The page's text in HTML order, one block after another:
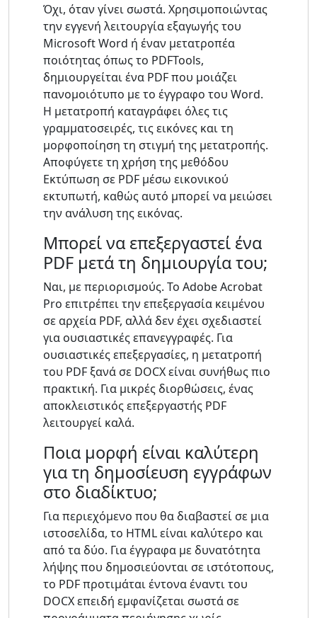
Όχι, όταν γίνει σωστά. Χρησιμοποιώντας
την εγγενή λειτουργία εξαγωγής του
Microsoft Word ή έναν μετατροπέα
ποιότητας όπως το PDFTools,
δημιουργείται ένα PDF που μοιάζει
πανομοιότυπο με το έγγραφο του Word.
Η μετατροπή καταγράφει όλες τις
γραμματοσειρές, τις εικόνες και τη
μορφοποίηση τη στιγμή της μετατροπής.
Αποφύγετε τη χρήση της μεθόδου
Εκτύπωση σε PDF μέσω εικονικού
εκτυπωτή, καθώς αυτό μπορεί να μειώσει
την ανάλυση της εικόνας.
Μπορεί να επεξεργαστεί ένα
PDF μετά τη δημιουργία του;
Ναι, με περιορισμούς. Το Adobe Acrobat
Pro επιτρέπει την επεξεργασία κειμένου
σε αρχεία PDF, αλλά δεν έχει σχεδιαστεί
για ουσιαστικές επανεγγραφές. Για
ουσιαστικές επεξεργασίες, η μετατροπή
του PDF ξανά σε DOCX είναι συνήθως πιο
πρακτική. Για μικρές διορθώσεις, ένας
αποκλειστικός επεξεργαστής PDF
λειτουργεί καλά.
Ποια μορφή είναι καλύτερη
για τη δημοσίευση εγγράφων
στο διαδίκτυο;
Για περιεχόμενο που θα διαβαστεί σε μια
ιστοσελίδα, το HTML είναι καλύτερο και
από τα δύο. Για έγγραφα με δυνατότητα
λήψης που δημοσιεύονται σε ιστότοπους,
το PDF προτιμάται έντονα έναντι του
DOCX επειδή εμφανίζεται σωστά σε